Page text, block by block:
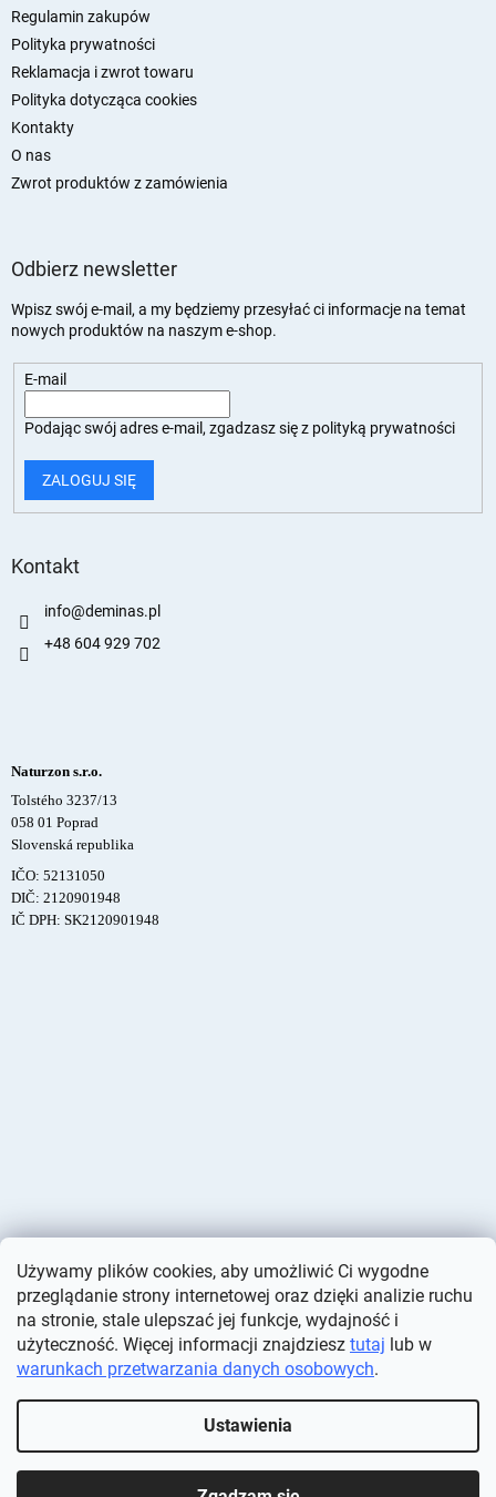
Używamy plików cookies, aby umożliwić Ci wygodne
przeglądanie strony internetowej oraz dzięki analizie ruchu
na stronie, stale ulepszać jej funkcje, wydajność i
użyteczność. Więcej informacji znajdziesz tutaj lub w
warunkach przetwarzania danych osobowych.
Ustawienia
Regulamin zakupów
Polityka prywatności
Reklamacja i zwrot towaru
Polityka dotycząca cookies
Kontakty
O nas
Zwrot produktów z zamówienia
Odbierz newsletter
Wpisz swój e-mail, a my będziemy przesyłać ci informacje na temat
nowych produktów na naszym e-shop.
E-mail
Podając swój adres e-mail, zgadzasz się z polityką prywatności
ZALOGUJ SIĘ
Kontakt
info@deminas.pl
+48 604 929 702
Naturzon s.r.o.
Tolstého 3237/13
058 01 Poprad
Slovenská republika
IČO: 52131050
DIČ: 2120901948
IČ DPH: SK2120901948